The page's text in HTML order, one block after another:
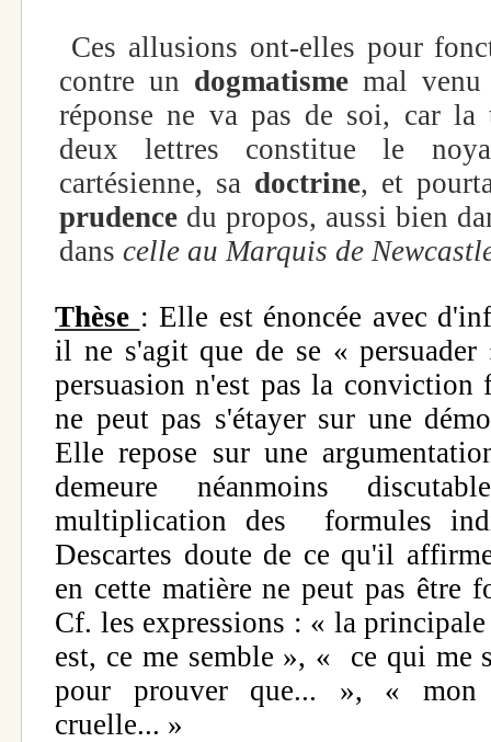
Ces allusions ont-elles pour
contre un dogmatisme mal
réponse ne va pas de soi, car la
deux lettres constitue le
cartésienne, sa doctrine, et
prudence du propos, aussi bien
dans celle au Marquis de
Thèse : Elle est énoncée avec
il ne s'agit que de se «
persuasion n'est pas la conviction
ne peut pas s'étayer sur une
Elle repose sur une
demeure néanmoins
multiplication des formules
Descartes doute de ce qu'il
en cette matière ne peut pas être
Cf. les expressions : « la
est, ce me semble », « ce qui me
pour prouver que... », «
cruelle... »